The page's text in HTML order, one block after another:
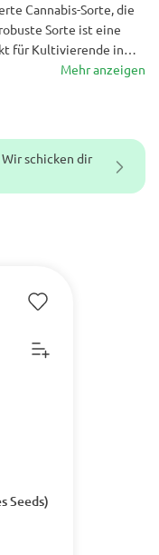
schicken dir
Seeds)
Cannabis-Sorte, die
Sorte ist eine
für Kultivierende in
in nur 7 Wochen Blüte
Mehr anzeigen